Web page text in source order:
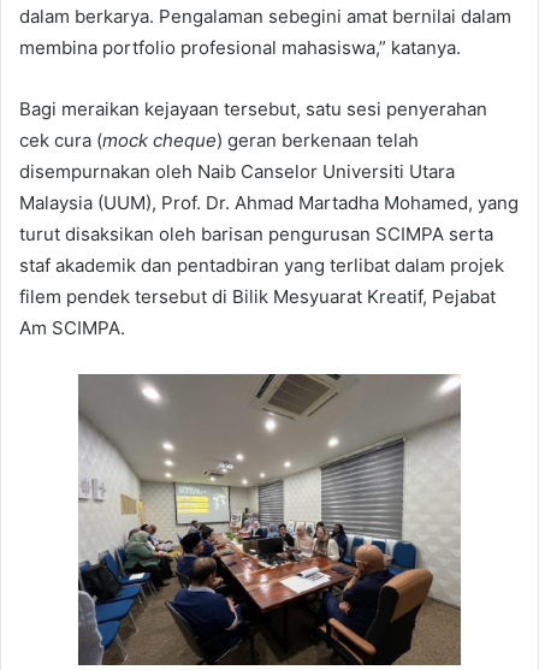
dalam berkarya. Pengalaman sebegini amat bernilai dalam
membina portfolio profesional mahasiswa,” katanya.
Bagi meraikan kejayaan tersebut, satu sesi penyerahan
cek cura (mock cheque) geran berkenaan telah
disempurnakan oleh Naib Canselor Universiti Utara
Malaysia (UUM), Prof. Dr. Ahmad Martadha Mohamed, yang
turut disaksikan oleh barisan pengurusan SCIMPA serta
staf akademik dan pentadbiran yang terlibat dalam projek
filem pendek tersebut di Bilik Mesyuarat Kreatif, Pejabat
Am SCIMPA.